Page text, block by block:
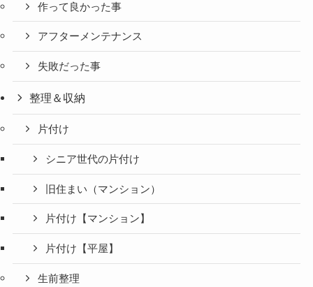
作って良かった事
アフターメンテナンス
失敗だった事
整理＆収納
片付け
シニア世代の片付け
旧住まい（マンション）
片付け【マンション】
片付け【平屋】
生前整理